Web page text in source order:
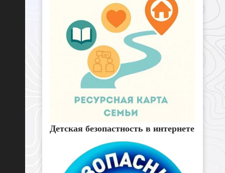
Детская безопастность в интернете